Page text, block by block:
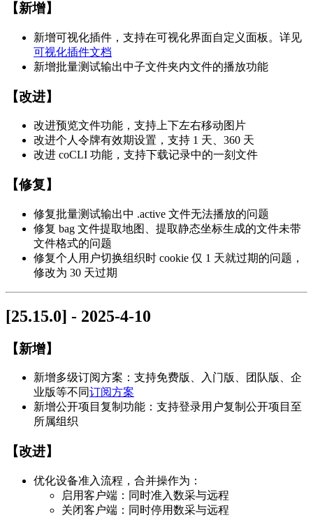
【新增】
新增可视化插件，支持在可视化界面自定义面板。详见
可视化插件文档
新增批量测试输出中子文件夹内文件的播放功能
【改进】
改进预览文件功能，支持上下左右移动图片
改进个人令牌有效期设置，支持 1 天、360 天
改进 coCLI 功能，支持下载记录中的一刻文件
【修复】
修复批量测试输出中 .active 文件无法播放的问题
修复 bag 文件提取地图、提取静态坐标生成的文件未带
文件格式的问题
修复个人用户切换组织时 cookie 仅 1 天就过期的问题，
修改为 30 天过期
[25.15.0] - 2025-4-10
【新增】
新增多级订阅方案：支持免费版、入门版、团队版、企
业版等不同订阅方案
新增公开项目复制功能：支持登录用户复制公开项目至
所属组织
【改进】
优化设备准入流程，合并操作为：
启用客户端：同时准入数采与远程
关闭客户端：同时停用数采与远程